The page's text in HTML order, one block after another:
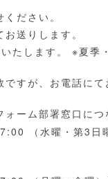
ださい。
送りします。
たします。 ※夏季
すが、お電話にて
ーム部署窓口につ
（水曜・第3日